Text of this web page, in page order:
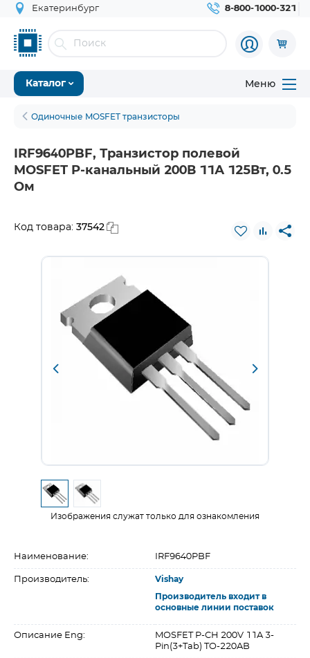
Екатеринбург 8-800-1000-321
Каталог Меню
Одиночные MOSFET транзисторы
IRF9640PBF, Транзистор полевой
MOSFET P-канальный 200В 11А 125Вт, 0.5
Ом
Код товара: 37542
Изображения служат только для ознакомления
Наименование: IRF9640PBF
Производитель: Vishay
Производитель входит в
основные линии поставок
Описание Eng:
MOSFET P-CH 200V 11A 3-
Pin(3+Tab) TO-220AB